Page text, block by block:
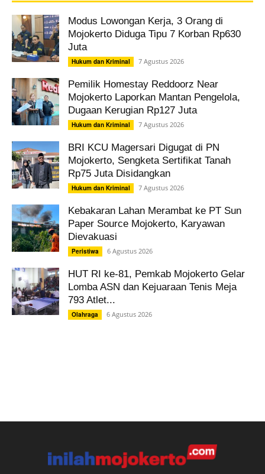
Modus Lowongan Kerja, 3 Orang di
Mojokerto Diduga Tipu 7 Korban Rp630
Juta
Hukum dan Kriminal 7 Agustus 2026
Pemilik Homestay Reddoorz Near
Mojokerto Laporkan Mantan Pengelola,
Dugaan Kerugian Rp127 Juta
Hukum dan Kriminal 7 Agustus 2026
BRI KCU Magersari Digugat di PN
Mojokerto, Sengketa Sertifikat Tanah
Rp75 Juta Disidangkan
Hukum dan Kriminal 7 Agustus 2026
Kebakaran Lahan Merambat ke PT Sun
Paper Source Mojokerto, Karyawan
Dievakuasi
Peristiwa 6 Agustus 2026
HUT RI ke-81, Pemkab Mojokerto Gelar
Lomba ASN dan Kejuaraan Tenis Meja
793 Atlet...
Olahraga 6 Agustus 2026